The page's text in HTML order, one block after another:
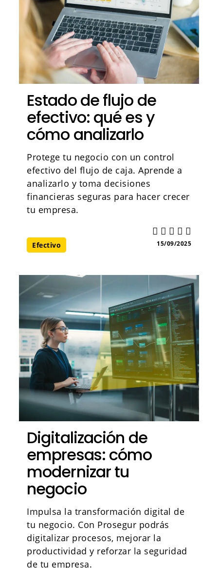
Estado de flujo de
efectivo: qué es y
cómo analizarlo
Protege tu negocio con un control
efectivo del flujo de caja. Aprende a
analizarlo y toma decisiones
financieras seguras para hacer crecer
tu empresa.
Efectivo 15/09/2025
Digitalización de
empresas: cómo
modernizar tu
negocio
Impulsa la transformación digital de
tu negocio. Con Prosegur podrás
digitalizar procesos, mejorar la
productividad y reforzar la seguridad
de tu empresa.